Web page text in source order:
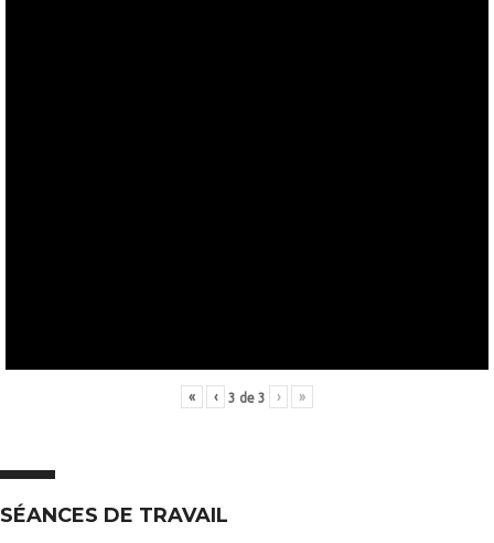
« ‹ 3 de 3 › »
SÉANCES DE TRAVAIL